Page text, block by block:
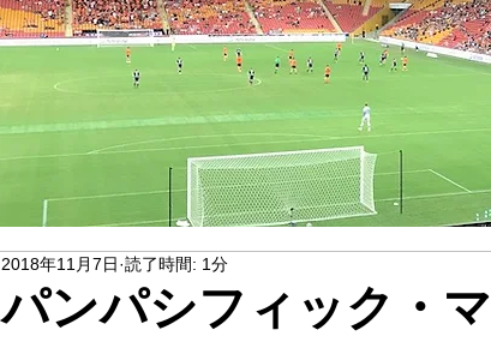
パンパシフィック・
2018年11月7日 読了時間: 1分